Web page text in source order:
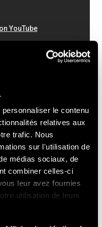
le contenu
relatives aux
trafic. Nous
sur l'utilisation de
médias sociaux, de
combiner celles-ci
leur avez fournies
utilisation de leurs